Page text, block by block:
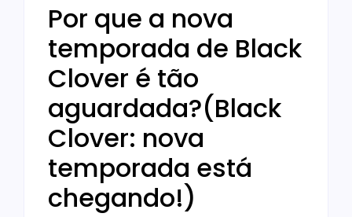
Por que a nova
temporada de Black
Clover é tão
aguardada?(Black
Clover: nova
temporada está
chegando!)